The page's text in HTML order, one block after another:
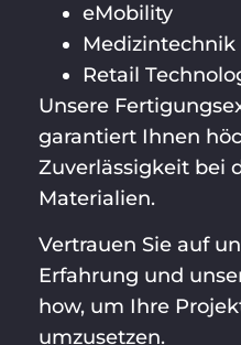
eMobility
Medizintechnik
Retail
Unsere
garantiert Ihnen
Zuverlässigkeit bei
Materialien.
Vertrauen Sie auf
Erfahrung und
how, um Ihre
umzusetzen.